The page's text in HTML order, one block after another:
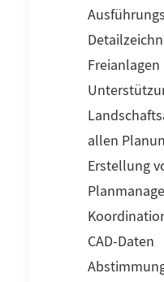
Freianlagen
allen
Erstellung
CAD-Daten